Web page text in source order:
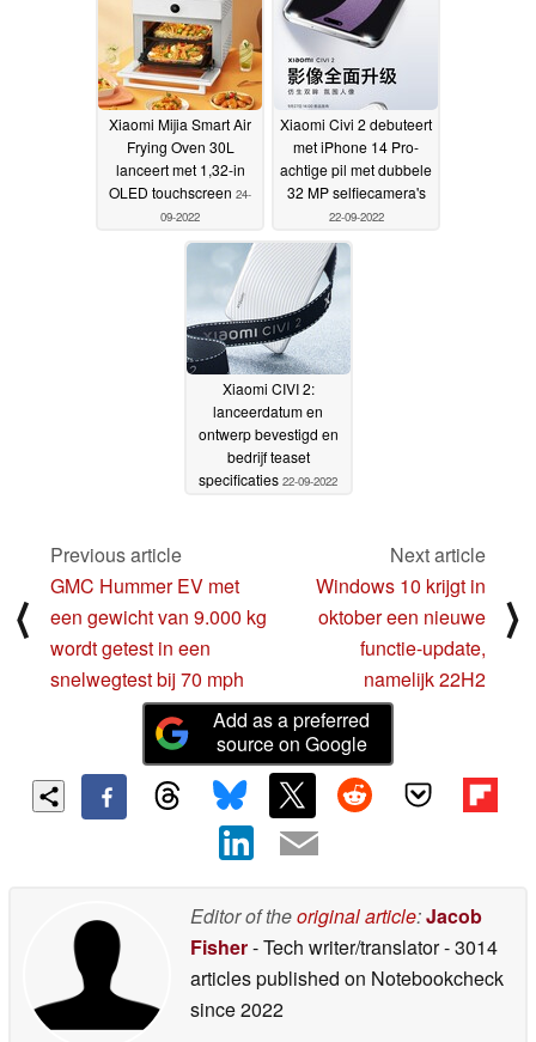
Xiaomi Mijia Smart Air
Frying Oven 30L
lanceert met 1,32-in
OLED touchscreen 24-
09-2022
Xiaomi Civi 2 debuteert
met iPhone 14 Pro-
achtige pil met dubbele
32 MP selfiecamera's
22-09-2022
Xiaomi CIVI 2:
lanceerdatum en
ontwerp bevestigd en
bedrijf teaset
specificaties 22-09-2022
⟨
Previous article
GMC Hummer EV met
een gewicht van 9.000 kg
wordt getest in een
snelwegtest bij 70 mph
Next article
Windows 10 krijgt in
oktober een nieuwe
functie-update,
namelijk 22H2
⟩
Add as a preferred
source on Google
Editor of theoriginal article:Jacob
Fisher- Tech writer/translator- 3014
articles published on Notebookcheck
since 2022